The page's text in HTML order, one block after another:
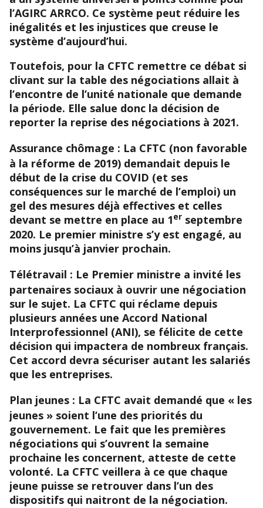
l’AGIRC ARRCO. Ce système peut réduire les
inégalités et les injustices que creuse le
système d’aujourd’hui.
Toutefois, pour la CFTC remettre ce débat si
clivant sur la table des négociations allait à
l’encontre de l’unité nationale que demande
la période. Elle salue donc la décision de
reporter la reprise des négociations à 2021.
Assurance chômage : La CFTC (non favorable
à la réforme de 2019) demandait depuis le
début de la crise du COVID (et ses
conséquences sur le marché de l’emploi) un
gel des mesures déjà effectives et celles
devant se mettre en place au 1er septembre
2020. Le premier ministre s’y est engagé, au
moins jusqu’à janvier prochain.
Télétravail : Le Premier ministre a invité les
partenaires sociaux à ouvrir une négociation
sur le sujet. La CFTC qui réclame depuis
plusieurs années une Accord National
Interprofessionnel (ANI), se félicite de cette
décision qui impactera de nombreux français.
Cet accord devra sécuriser autant les salariés
que les entreprises.
Plan jeunes : La CFTC avait demandé que « les
jeunes » soient l’une des priorités du
gouvernement. Le fait que les premières
négociations qui s’ouvrent la semaine
prochaine les concernent, atteste de cette
volonté. La CFTC veillera à ce que chaque
jeune puisse se retrouver dans l’un des
dispositifs qui naitront de la négociation.